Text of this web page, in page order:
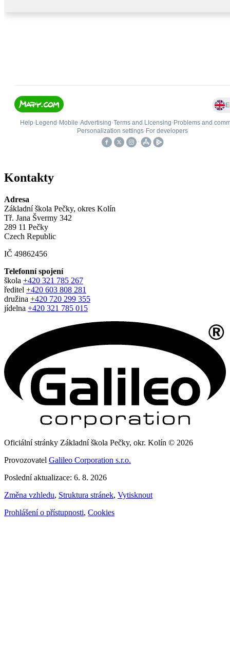
Kontakty
Adresa
Základní škola Pečky, okres Kolín
Tř. Jana Švermy 342
289 11 Pečky
Czech Republic
IČ 49862456
Telefonní spojení
škola +420 321 785 267
ředitel +420 603 808 281
družina +420 720 299 355
jídelna +420 321 785 015
Oficiální stránky Základní škola Pečky, okr. Kolín © 2026
Provozovatel Galileo Corporation s.r.o.
Poslední aktualizace: 6. 8. 2026
Změna vzhledu, Struktura stránek, Vytisknout
Prohlášení o přístupnosti, Cookies